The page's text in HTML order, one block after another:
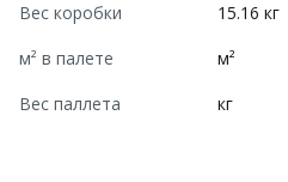
Вес коробки
15.16 кг
м² в палете
м²
Вес паллета
кг